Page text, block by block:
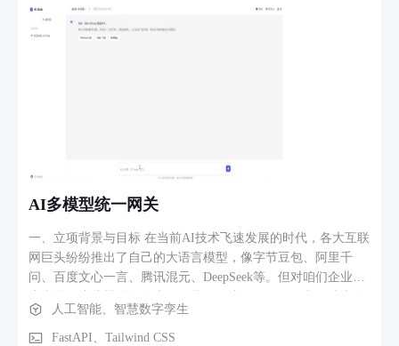
AI多模型统一网关
一、立项背景与目标 在当前AI技术飞速发展的时代，各大互联
网巨头纷纷推出了自己的大语言模型，像字节豆包、阿里千
问、百度文心一言、腾讯混元、DeepSeek等。但对咱们企业用
控制，就像走进了一个迷宫。 我们的目标很明确： 让企业用
上AI，就像用电一样简单 。我们要打造一个超级连接器，把市
人工智能、智慧数字孪生
FastAPI、Tailwind CSS